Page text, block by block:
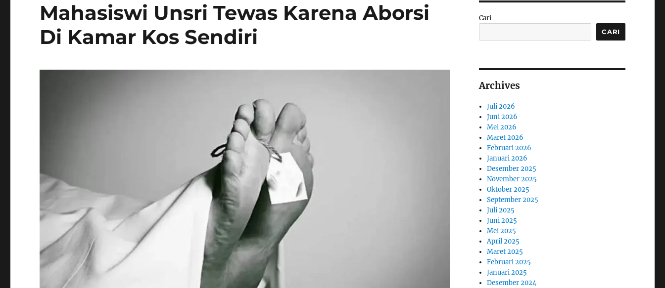
Mahasiswi Unsri Tewas Karena Aborsi
Di Kamar Kos Sendiri
Cari
CARI
Archives
Juli 2026
Juni 2026
Mei 2026
Maret 2026
Februari 2026
Januari 2026
Desember 2025
November 2025
Oktober 2025
September 2025
Juli 2025
Juni 2025
Mei 2025
April 2025
Maret 2025
Februari 2025
Januari 2025
Desember 2024